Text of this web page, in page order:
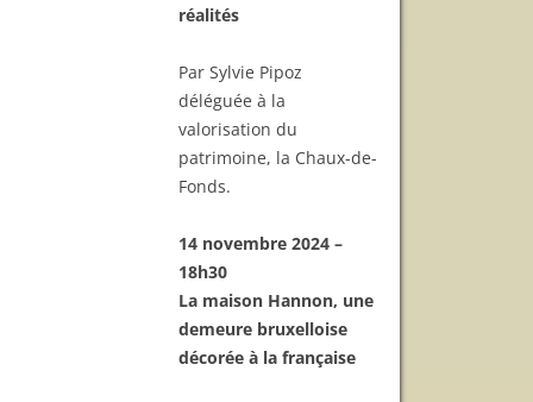
réalités
Par Sylvie Pipoz
déléguée à la
valorisation du
patrimoine, la Chaux-de-
Fonds.
14 novembre 2024 –
18h30
La maison Hannon, une
demeure bruxelloise
décorée à la française